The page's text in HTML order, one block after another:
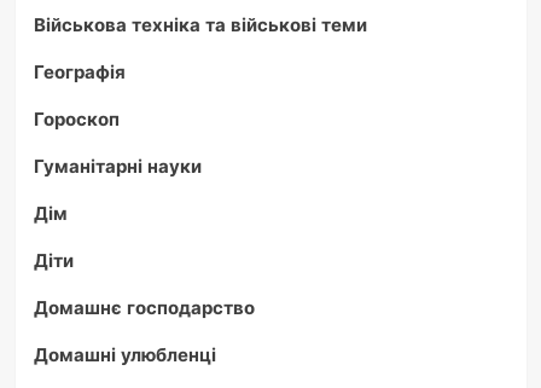
Військова техніка та військові теми
Географія
Гороскоп
Гуманітарні науки
Дім
Діти
Домашнє господарство
Домашні улюбленці